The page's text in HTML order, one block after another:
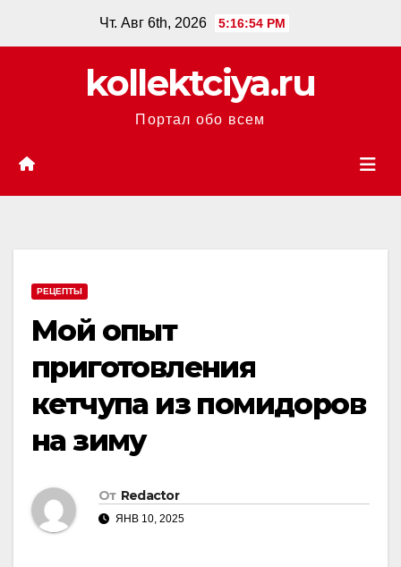
Чт. Авг 6th, 2026 5:16:55 PM
kollektciya.ru
Портал обо всем
РЕЦЕПТЫ
Мой опыт
приготовления
кетчупа из помидоров
на зиму
От Redactor
ЯНВ 10, 2025